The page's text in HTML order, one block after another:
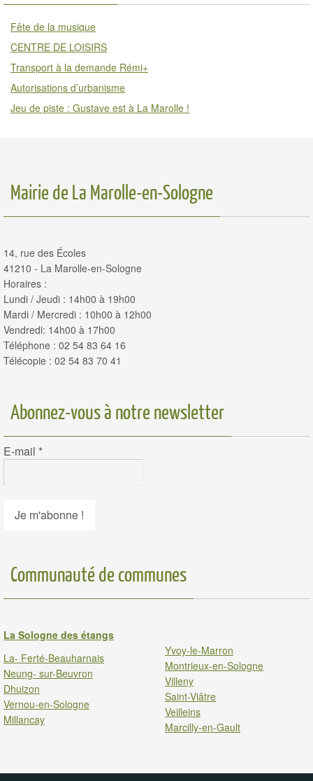
Fête de la musique
CENTRE DE LOISIRS
Transport à la demande Rémi+
Autorisations d’urbanisme
Jeu de piste : Gustave est à La Marolle !
Mairie de La Marolle-en-Sologne
14, rue des Écoles
41210 - La Marolle-en-Sologne
Horaires :
Lundi / Jeudi : 14h00 à 19h00
Mardi / Mercredi : 10h00 à 12h00
Vendredi: 14h00 à 17h00
Téléphone : 02 54 83 64 16
Télécopie : 02 54 83 70 41
Abonnez-vous à notre newsletter
E-mail *
Communauté de communes
La Sologne des étangs
La- Ferté-Beauharnais
Neung- sur-Beuvron
Dhuizon
Vernou-en-Sologne
Millancay
Yvoy-le-Marron
Montrieux-en-Sologne
Villeny
Saint-Viâtre
Veilleins
Marcilly-en-Gault